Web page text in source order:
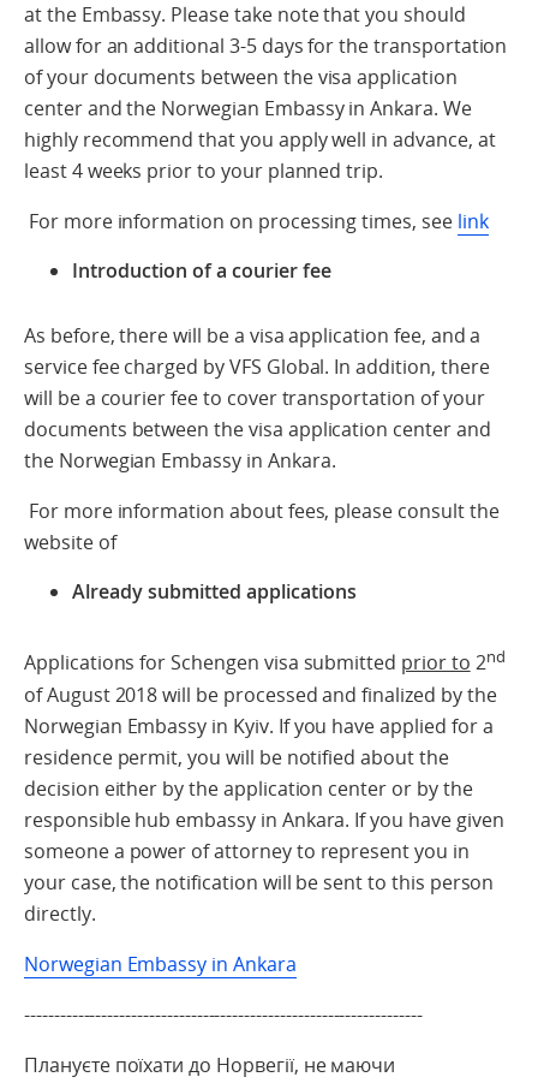
at the Embassy. Please take note that you should
allow for an additional 3-5 days for the transportation
of your documents between the visa application
center and the Norwegian Embassy in Ankara. We
highly recommend that you apply well in advance, at
least 4 weeks prior to your planned trip.
For more information on processing times, see link
Introduction of a courier fee
As before, there will be a visa application fee, and a
service fee charged by VFS Global. In addition, there
will be a courier fee to cover transportation of your
documents between the visa application center and
the Norwegian Embassy in Ankara.
For more information about fees, please consult the
website of
Already submitted applications
Applications for Schengen visa submitted prior to 2nd
of August 2018 will be processed and finalized by the
Norwegian Embassy in Kyiv. If you have applied for a
residence permit, you will be notified about the
decision either by the application center or by the
responsible hub embassy in Ankara. If you have given
someone a power of attorney to represent you in
your case, the notification will be sent to this person
directly.
Norwegian Embassy in Ankara
-------------------------------------------------------------------
Плануєте поїхати до Норвегії, не маючи